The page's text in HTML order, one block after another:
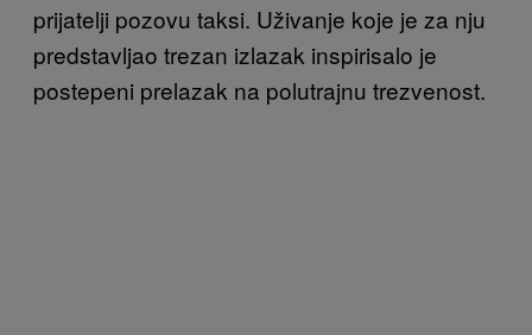
prijatelji pozovu taksi. Uživanje koje je za nju
predstavljao trezan izlazak inspirisalo je
postepeni prelazak na polutrajnu trezvenost.